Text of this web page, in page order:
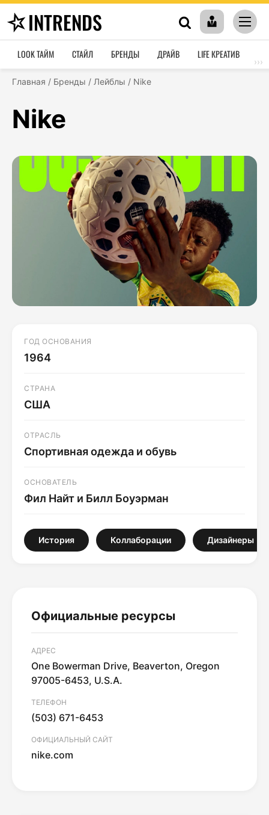
INTRENDS
LOOK ТАЙМ СТАЙЛ БРЕНДЫ ДРАЙВ LIFE КРЕАТИВ
›››
Главная / Бренды / Лейблы / Nike
Nike
ГОД ОСНОВАНИЯ
1964
СТРАНА
США
ОТРАСЛЬ
Спортивная одежда и обувь
ОСНОВАТЕЛЬ
Фил Найт и Билл Боуэрман
История Коллаборации Дизайнеры
Официальные ресурсы
АДРЕС
One Bowerman Drive, Beaverton, Oregon
97005-6453, U.S.A.
ТЕЛЕФОН
(503) 671-6453
ОФИЦИАЛЬНЫЙ САЙТ
nike.com